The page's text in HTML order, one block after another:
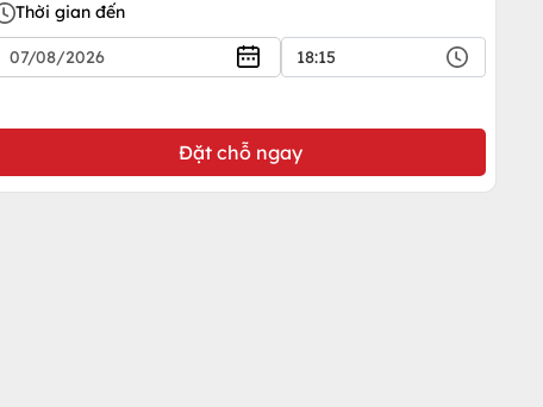
Thời gian đến
18:15
Đặt chỗ ngay